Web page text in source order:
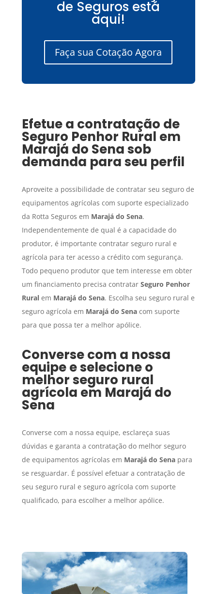
de Seguros está
aqui!
Faça sua Cotação Agora
Efetue a contratação de
Seguro Penhor Rural em
Marajá do Senasob
demanda para seu perfil
Aproveite a possibilidade de contratar seu seguro de
equipamentos agrícolas com suporte especializado
da Rotta Seguros em Marajá do Sena.
Independentemente de qual é a capacidade do
produtor, é importante contratar seguro rural e
agrícola para ter acesso a crédito com segurança.
Todo pequeno produtor que tem interesse em obter
um financiamento precisa contratar Seguro Penhor
Ruralem Marajá do Sena. Escolha seu seguro rural e
seguro agrícola em Marajá do Senacom suporte
para que possa ter a melhor apólice.
Converse com a nossa
equipe e selecione o
melhor seguro rural
agrícola em Marajá do
Sena
Converse com a nossa equipe, esclareça suas
dúvidas e garanta a contratação do melhor seguro
de equipamentos agrícolas em Marajá do Senapara
se resguardar. É possível efetuar a contratação de
seu seguro rural e seguro agrícola com suporte
qualificado, para escolher a melhor apólice.